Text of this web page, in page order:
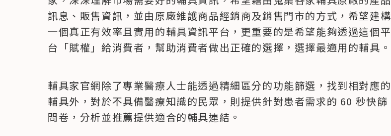
訊息、販售資訊，並由原廠維護商品經銷商及銷售門市的方式，希望建構
一個真正有效率且實用的輔具資訊平台，更重要的是希望能夠透過這個平
台「賦權」給消費者，幫助消費者做出正確的選擇，選擇最適用的輔具。
輔具家官網除了專業醫療人士能透過精細區分的功能篩選，找到相對應的
輔具外，對於不具備醫療知識的民眾，則提供針對患者需求的 60 秒快篩
問卷，分析並推薦提供適合的輔具連結。